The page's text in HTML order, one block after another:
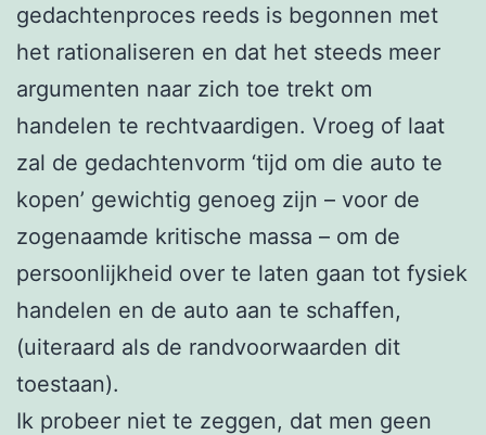
gedachtenproces reeds is begonnen met
het rationaliseren en dat het steeds meer
argumenten naar zich toe trekt om
handelen te rechtvaardigen. Vroeg of laat
zal de gedachtenvorm ‘tijd om die auto te
kopen’ gewichtig genoeg zijn – voor de
zogenaamde kritische massa – om de
persoonlijkheid over te laten gaan tot fysiek
handelen en de auto aan te schaffen,
(uiteraard als de randvoorwaarden dit
toestaan).
Ik probeer niet te zeggen, dat men geen